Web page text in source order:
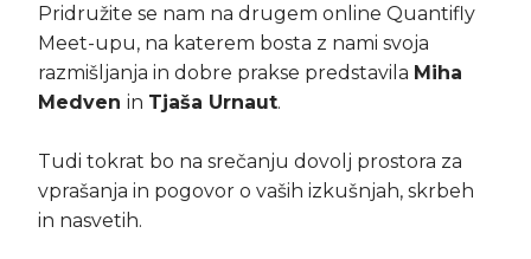
Pridružite se nam na drugem online Quantifly
Meet-upu, na katerem bosta z nami svoja
razmišljanja in dobre prakse predstavila Miha
Medven in Tjaša Urnaut.
Tudi tokrat bo na srečanju dovolj prostora za
vprašanja in pogovor o vaših izkušnjah, skrbeh
in nasvetih.